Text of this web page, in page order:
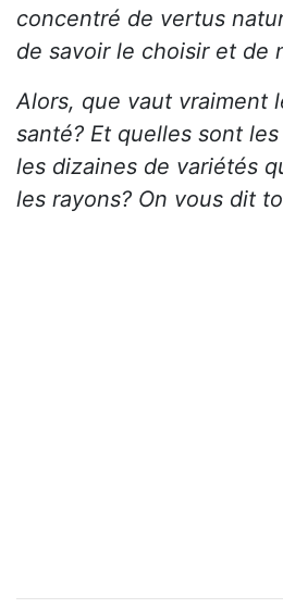
concentré de vertus
de savoir le choisir et de
Alors, que vaut vraiment
santé? Et quelles sont
les dizaines de variétés
les rayons? On vous dit